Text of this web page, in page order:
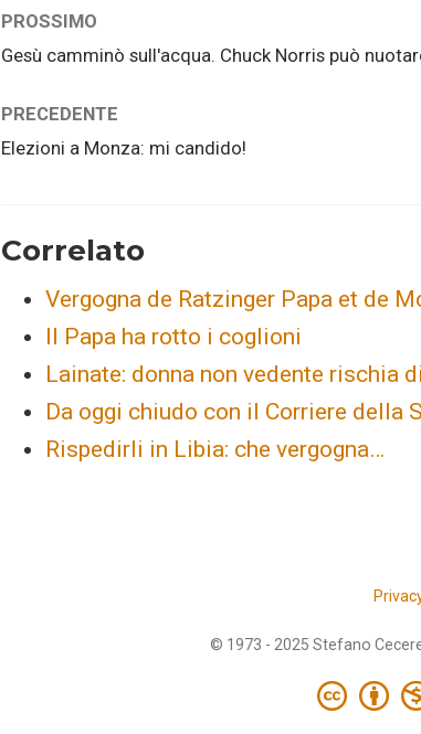
PROSSIMO
Gesù camminò sull'acqua. Chuck Norris può
PRECEDENTE
Elezioni a Monza: mi candido!
Correlato
Vergogna de Ratzinger Papa et de
Il Papa ha rotto i coglioni
Lainate: donna non vedente rischia
Da oggi chiudo con il Corriere della
Rispedirli in Libia: che vergogna…
© 1973 - 2025 Stefano